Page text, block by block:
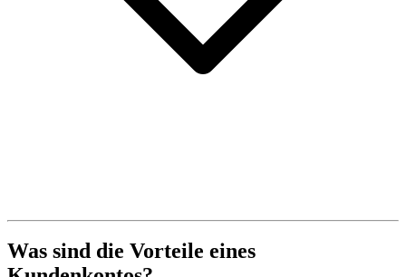
Was sind die Vorteile eines